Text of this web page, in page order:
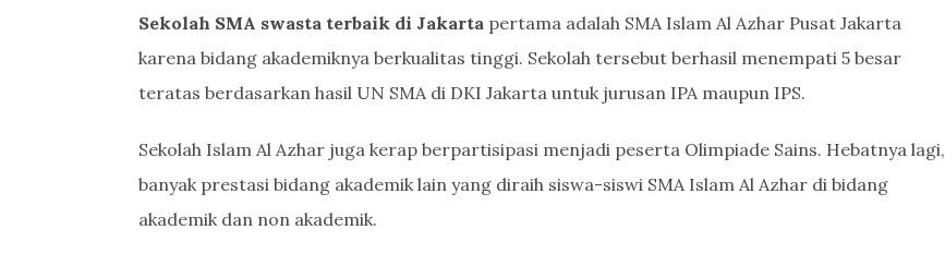
Sekolah SMA swasta terbaik di Jakarta pertama adalah SMA Islam Al Azhar Pusat Jakarta
karena bidang akademiknya berkualitas tinggi. Sekolah tersebut berhasil menempati 5 besar
teratas berdasarkan hasil UN SMA di DKI Jakarta untuk jurusan IPA maupun IPS.
Sekolah Islam Al Azhar juga kerap berpartisipasi menjadi peserta Olimpiade Sains. Hebatnya lagi,
banyak prestasi bidang akademik lain yang diraih siswa-siswi SMA Islam Al Azhar di bidang
akademik dan non akademik.